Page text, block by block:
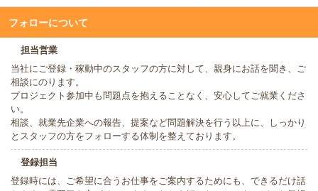
フォローについて
担当営業
当社にご登録・稼動中のスタッフの方に対して、親身にお話を聞き、ご
相談にのります。
プロジェクト参加中も問題点を抱えることなく、安心してご就業くださ
い。
相談、就業先企業への報告、提案など問題解決を行う以上に、しっかり
とスタッフの方をフォローする体制を整えております。
登録担当
登録時には、ご希望に合うお仕事をご案内するためにも、できるだけ話